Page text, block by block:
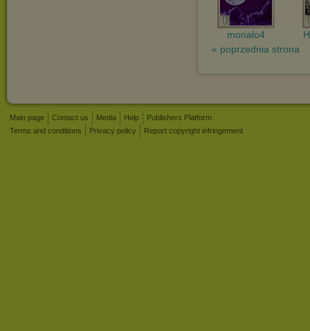
monalo4
« poprzednia strona
Main page Contact us Media Help
Publishers Platform
Terms and conditions
Privacy policy Report copyright infringement